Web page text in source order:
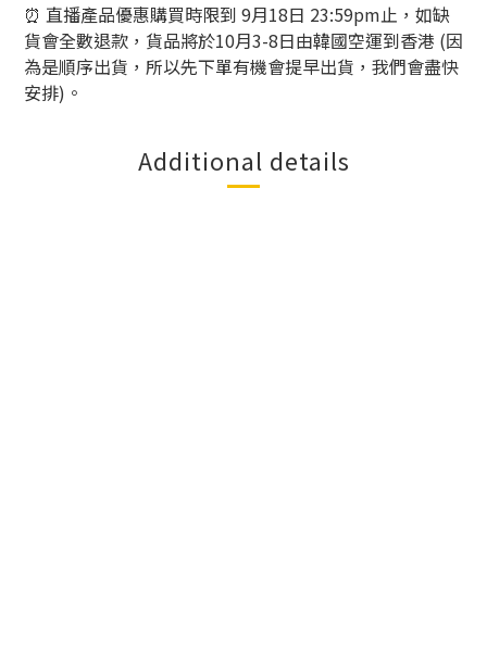
⏰ 直播產品優惠購買時限到 9月18日 23:59pm止，如缺
貨會全數退款，貨品將於10月3-8日由韓國空運到香港 (因
為是順序出貨，所以先下單有機會提早出貨，我們會盡快
安排) 。
Additional details